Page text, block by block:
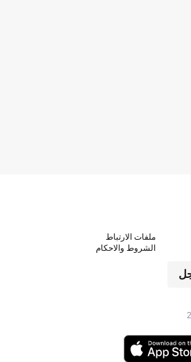
ملفات الارتباط
الشروط والاحكام